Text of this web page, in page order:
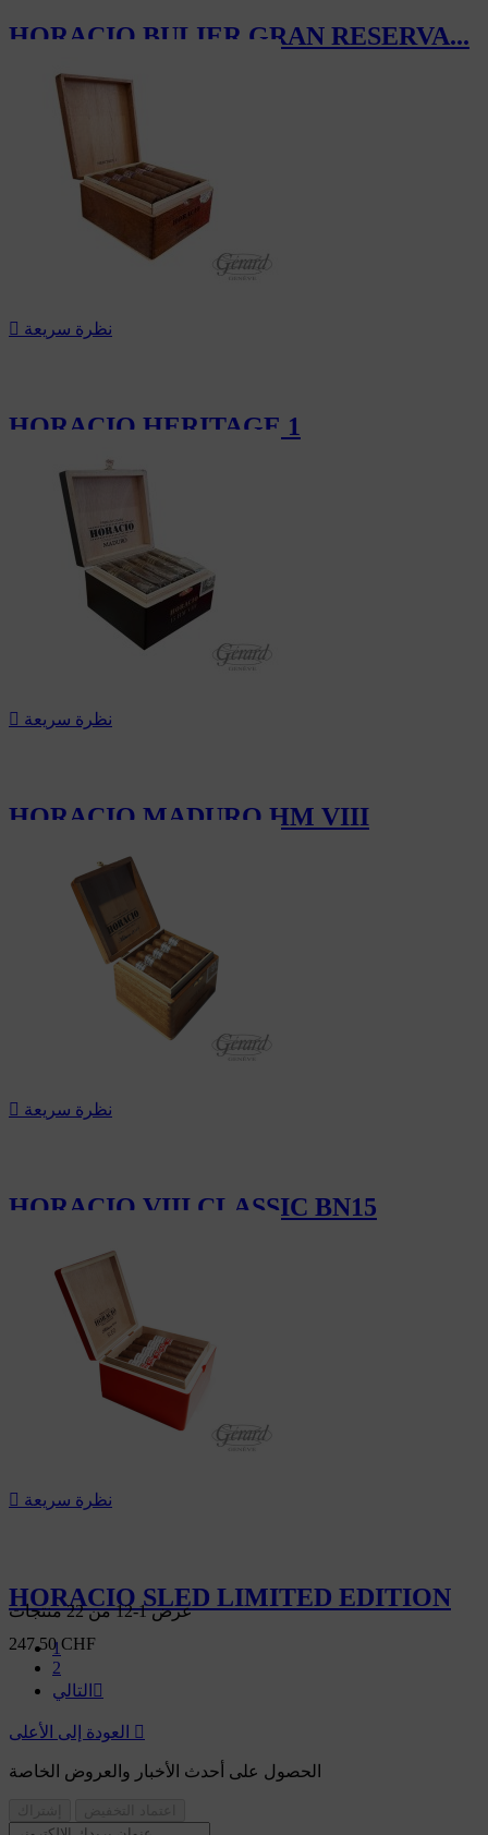
HORACIO BULIER GRAN RESERVA...
228.00 CHF
 نظرة سريعة
HORACIO HERITAGE 1
213.00 CHF
 نظرة سريعة
HORACIO MADURO HM VIII
 نظرة سريعة
HORACIO VIII CLASSIC BN15
148.50 CHF
 نظرة سريعة
HORACIO SLED LIMITED EDITION
247.50 CHF
عرض 1-12 من 22 منتجات
1
2
التالي 

الحصول على أحدث الأخبار والعروض الخاصة